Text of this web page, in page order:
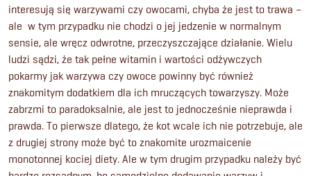
interesują się warzywami czy owocami, chyba że jest to trawa –
ale w tym przypadku nie chodzi o jej jedzenie w normalnym
sensie, ale wręcz odwrotne, przeczyszczające działanie. Wielu
ludzi sądzi, że tak pełne witamin i wartości odżywczych
pokarmy jak warzywa czy owoce powinny być również
znakomitym dodatkiem dla ich mruczących towarzyszy. Może
zabrzmi to paradoksalnie, ale jest to jednocześnie nieprawda i
prawda. To pierwsze dlatego, że kot wcale ich nie potrzebuje, ale
z drugiej strony może być to znakomite urozmaicenie
monotonnej kociej diety. Ale w tym drugim przypadku należy być